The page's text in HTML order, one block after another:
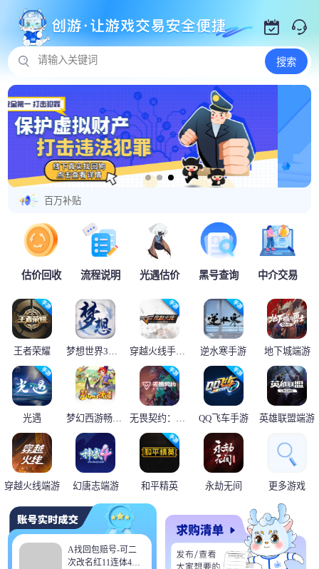
请输入关键词 搜索
百万补贴
估价回收 流程说明 光遇估价 黑号查询 中介交易
王者荣耀 梦想世界3端游 穿越火线手游枪战王者 逆水寒手游 地下城端游
光遇 梦幻西游畅玩服 无畏契约：源能行动 QQ飞车手游 英雄联盟端游
穿越火线端游 幻唐志端游 和平精英 永劫无间 更多游戏
A找回包赔号-可二
次改名红11连体4个